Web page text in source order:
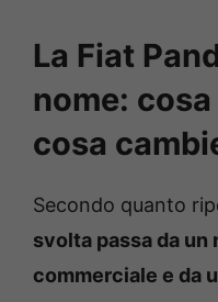
La Fiat
nome:
cosa
Secondo quanto
svolta passa da un
commerciale e da